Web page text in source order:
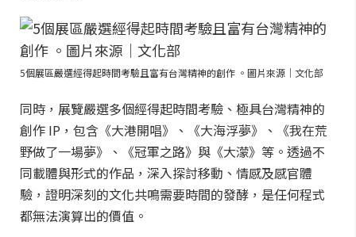
5個展區嚴選經得起時間考驗且富有台灣精神的創作 。圖片來源｜文化部
同時，展覽嚴選多個經得起時間考驗、極具台灣精神的
創作 IP，包含《大港開唱》、《大海浮夢》、《我在荒
野做了一場夢》、《冠軍之路》與《大濛》等。透過不
同載體與形式的作品，深入探討移動、情感及感官體
驗，證明深刻的文化共鳴需要時間的發酵，是任何程式
都無法演算出的價值。